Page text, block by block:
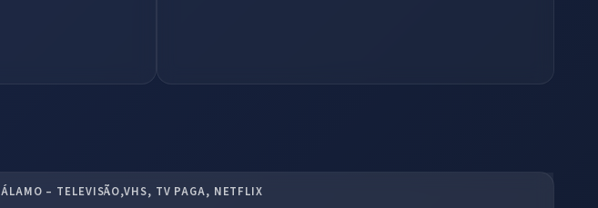
ÁLAMO – TELEVISÃO,VHS, TV PAGA, NETFLIX